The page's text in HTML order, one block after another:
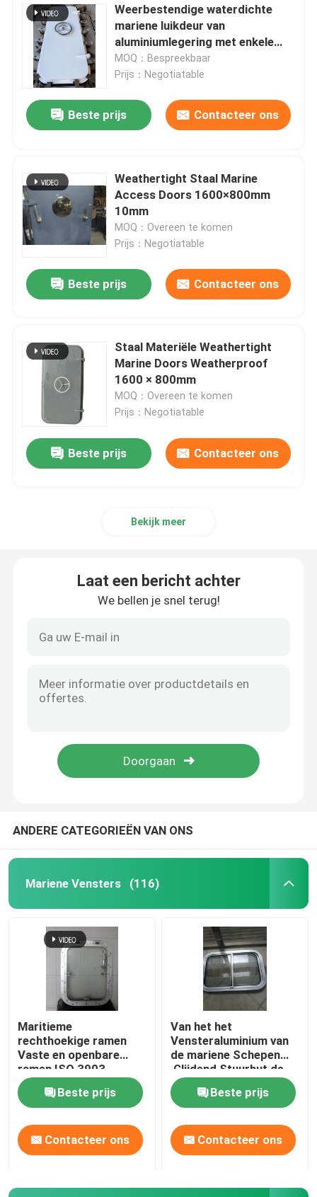
VERZENDEN
Weerbestendige waterdichte
mariene luikdeur van
aluminiumlegering met enkele
handgreep
MOQ：Bespreekbaar
Prijs：Negotiatable
Beste prijs Contacteer ons
Weathertight Staal Marine
Access Doors 1600×800mm
10mm
MOQ：Overeen te komen
Prijs：Negotiatable
Beste prijs Contacteer ons
Staal Materiële Weathertight
Marine Doors Weatherproof
1600 × 800mm
MOQ：Overeen te komen
Prijs：Negotiatable
Beste prijs Contacteer ons
Bekijk meer
Laat een bericht achter
We bellen je snel terug!
ANDERE CATEGORIEËN VAN ONS
Mariene Vensters (116)
Maritieme
rechthoekige ramen
Vaste en openbare
ramen ISO 3903
Beste prijs
Contacteer ons
Van het het
Vensteraluminium van
de mariene Schepen
‚Glijdend Stuurhut de
Legeringsraamkozijn
Beste prijs
Contacteer ons